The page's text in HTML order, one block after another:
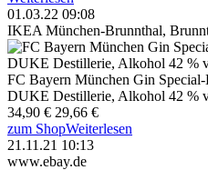
01.03.22 09:08
IKEA München-Brunnthal,
FC Bayern München Gin
DUKE Destillerie, Alkohol 42 %
34,90 € 29,66 €
zum ShopWeiterlesen
21.11.21 10:13
www.ebay.de